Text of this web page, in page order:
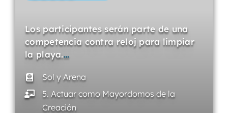
Los participantes serán parte de una
competencia contra reloj para limpiar
la playa.…
Sol y Arena
5. Actuar como Mayordomos de la
Creación